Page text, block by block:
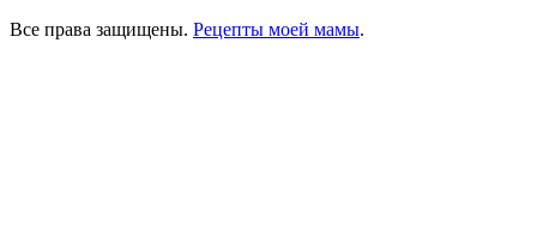
Все права защищены. Рецепты моей мамы.